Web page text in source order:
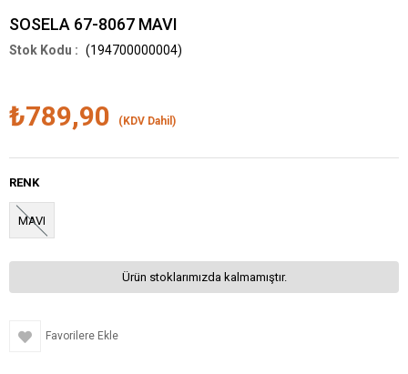
SOSELA 67-8067 MAVI
(194700000004)
₺789,90 (KDV Dahil)
RENK
MAVI
Ürün stoklarımızda kalmamıştır.
Favorilere Ekle